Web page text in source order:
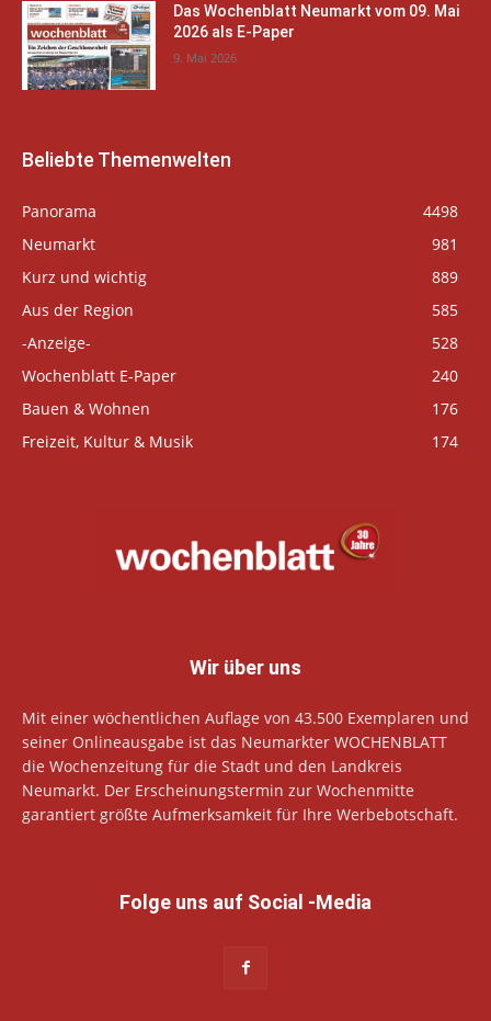
Das Wochenblatt Neumarkt vom 09. Mai
2026 als E-Paper
9. Mai 2026
Beliebte Themenwelten
Panorama
4498
Neumarkt
981
Kurz und wichtig
889
Aus der Region
585
-Anzeige-
528
Wochenblatt E-Paper
240
Bauen & Wohnen
176
Freizeit, Kultur & Musik
174
Wir über uns
Mit einer wöchentlichen Auflage von 43.500 Exemplaren und
seiner Onlineausgabe ist das Neumarkter WOCHENBLATT
die Wochenzeitung für die Stadt und den Landkreis
Neumarkt. Der Erscheinungstermin zur Wochenmitte
garantiert größte Aufmerksamkeit für Ihre Werbebotschaft.
Folge uns auf Social -Media